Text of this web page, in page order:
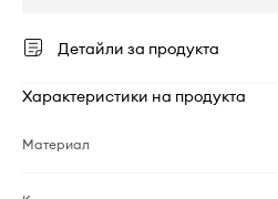
Детайли за продукта
Характеристики на продукта
Материал